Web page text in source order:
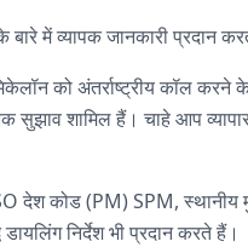
बारे में व्यापक जानकारी
को अंतर्राष्ट्रीय कॉल करने
शामिल हैं। चाहे आप व्यापार
देश कोड (PM) SPM,
निर्देश भी प्रदान करते हैं।